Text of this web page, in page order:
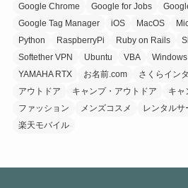
Google Chrome
Google for Jobs
Google Tag Manager
iOS MacOS
Python
RaspberryPi Ruby on Rails
Softether VPN
Ubuntu VBA Windows
YAMAHA RTX
お名前.com さくらイン
アウトドア
キャンプ・アウトドア キャ
ファッション
メンズコスメ レンタルサ
楽天モバイル